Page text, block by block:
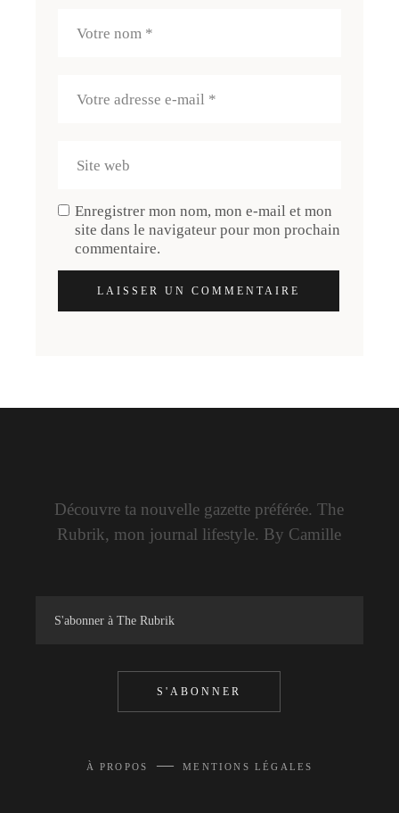
Enregistrer mon nom, mon e-mail et mon
site dans le navigateur pour mon prochain
commentaire.
LAISSER UN COMMENTAIRE
Découvre ta nouvelle gazette préférée. The
Rubrik, mon journal lifestyle. By Camille
S'ABONNER
À PROPOS — MENTIONS LÉGALES